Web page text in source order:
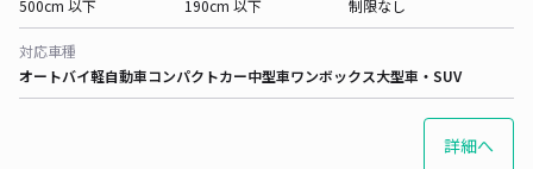
500cm 以下
190cm 以下
制限なし
対応車種
オートバイ軽自動車コンパクトカー中型車ワンボックス大型車・SUV
詳細へ